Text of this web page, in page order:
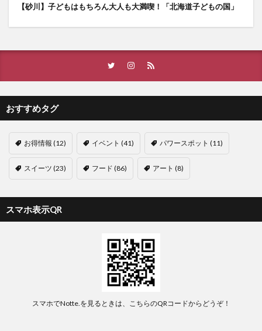
【砂川】子どもはもちろん大人も大満喫！「北海道子どもの国」
おすすめタグ
お得情報 (12) イベント (41) パワースポット (11)
スイーツ (23) フード (86) アート (8)
スマホ表示QR
スマホでNotte.を見るときは、こちらのQRコードからどうぞ！